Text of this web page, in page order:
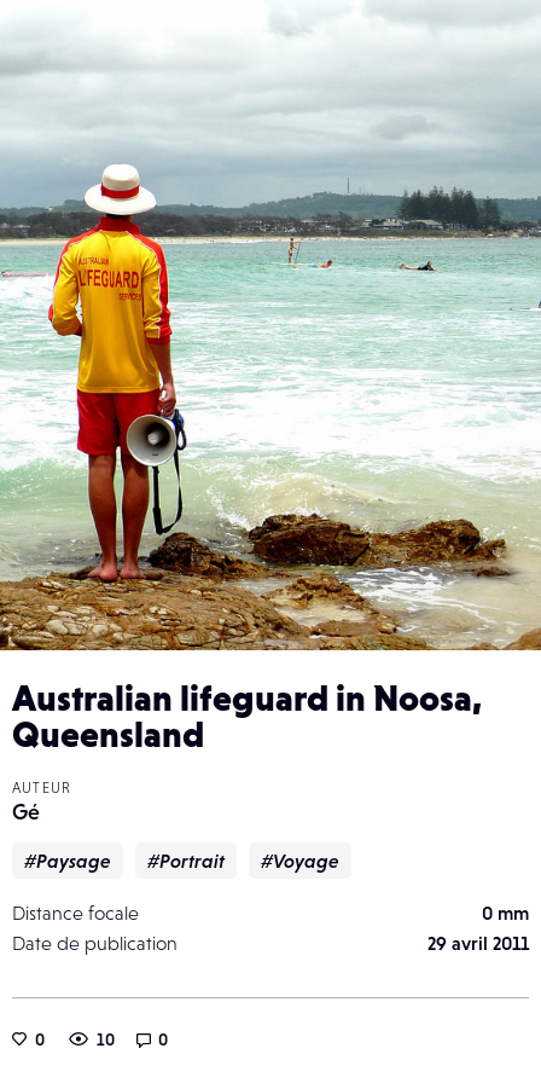
Australian lifeguard in Noosa,
Queensland
AUTEUR
Gé
#Paysage #Portrait #Voyage
Distance focale
0 mm
Date de publication
29 avril 2011
0 10 0